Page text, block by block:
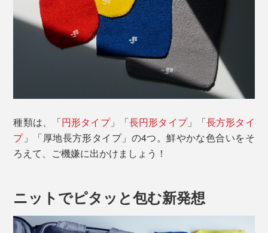
種類は、「円形タイプ」「長円形タイプ」「長方形タイ
プ」「厚地長方形タイプ」の4つ。鮮やかな色合いをそ
ろえて、ご機嫌に出かけましょう！
ニットでピタッと包む新発想